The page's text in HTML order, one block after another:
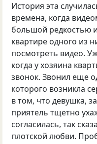
История эта
времена, когда
большой редкостью
квартире одного из
посмотреть видео.
когда у хозяина
звонок. Звонил еще
которого возникла
в том, что девушка,
приятель тщетно
согласилась, так
плотской любви.